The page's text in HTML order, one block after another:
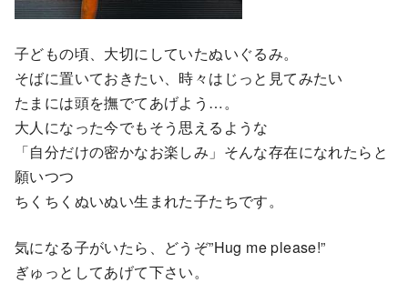
子どもの頃、大切にしていたぬいぐるみ。
そばに置いておきたい、時々はじっと見てみたい
たまには頭を撫でてあげよう…。
大人になった今でもそう思えるような
「自分だけの密かなお楽しみ」そんな存在になれたらと
願いつつ
ちくちくぬいぬい生まれた子たちです。
気になる子がいたら、どうぞ”Hug me please!”
ぎゅっとしてあげて下さい。